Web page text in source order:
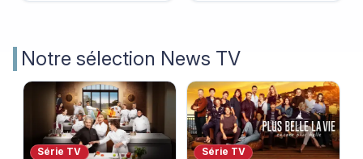
Notre sélection News TV
Série TV Série TV